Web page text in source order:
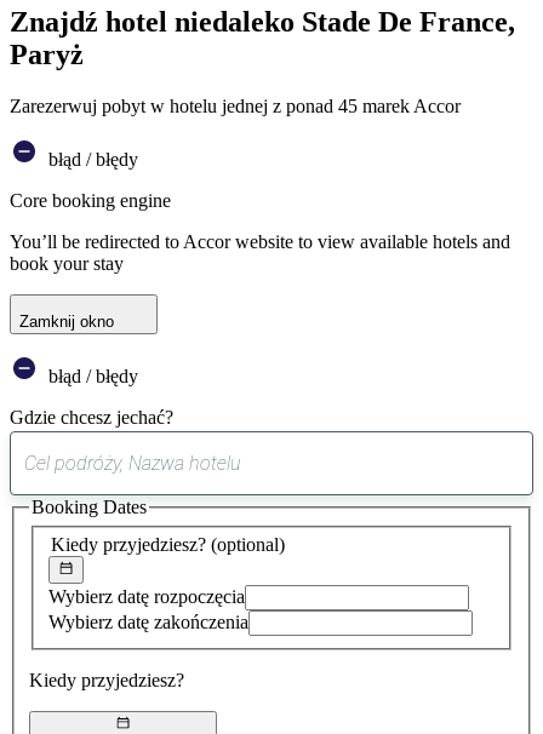
Znajdź hotel niedaleko Stade De France,
Paryż
Zarezerwuj pobyt w hotelu jednej z ponad 45 marek Accor
błąd / błędy
Core booking engine
You’ll be redirected to Accor website to view available hotels and
book your stay
Zamknij okno
błąd / błędy
Gdzie chcesz jechać?
sugestia
została
znaleziona
Kiedy przyjedziesz? (optional)
Wybierz datę rozpoczęcia
Wybierz datę zakończenia
Kiedy przyjedziesz?
Booking Dates